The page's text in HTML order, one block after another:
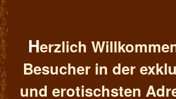
Herzlich
Besucher in der
und erotischsten